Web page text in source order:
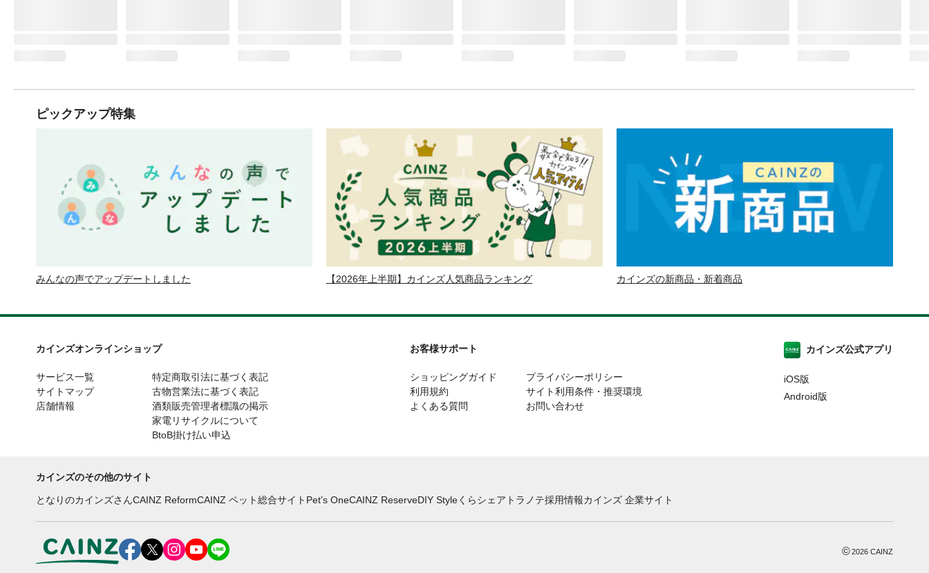
ピックアップ特集
みんなの声でアップデートしました 【2026年上半期】カインズ人気商品ランキング カインズの新商品・新着商品
カインズオンラインショップ
サービス一覧
サイトマップ
店舗情報
特定商取引法に基づく表記
古物営業法に基づく表記
酒類販売管理者標識の掲示
家電リサイクルについて
BtoB掛け払い申込
お客様サポート
ショッピングガイド
利用規約
よくある質問
プライバシーポリシー
サイト利用条件・推奨環境
お問い合わせ
カインズ公式アプリ
iOS版
Android版
カインズのその他のサイト
となりのカインズさんCAINZ ReformCAINZ ペット総合サイト Pet’s OneCAINZ ReserveDIY Styleくらシェア トラノテ採用情報カインズ 企業サイト
©2026 CAINZ